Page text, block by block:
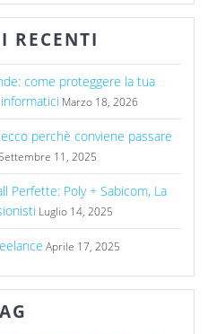
RECENTI
come proteggere la tua
Marzo 18, 2026
perchè conviene passare
11, 2025
Perfette: Poly + Sabicom, La
Luglio 14, 2025
Aprile 17, 2025